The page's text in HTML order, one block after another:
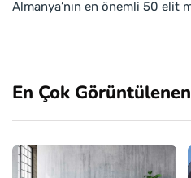
Almanya’nın en önemli 50 elit
En Çok Görüntülenen